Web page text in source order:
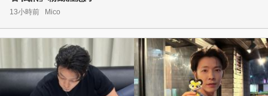
13小時前 Mico